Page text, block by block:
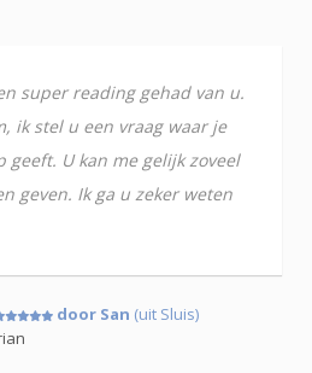
super reading gehad van u.
ik stel u een vraag waar je
geeft. U kan me gelijk zoveel
geven. Ik ga u zeker weten
door San (uit Sluis)